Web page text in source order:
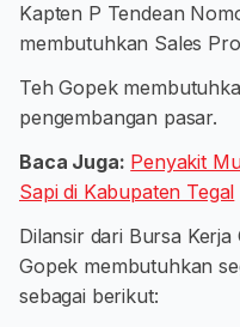
Kapten P Tendean
membutuhkan Sales
Teh Gopek
pengembangan pasar.
Baca Juga: Penyakit
Sapi di Kabupaten Tegal
Dilansir dari Bursa
Gopek membutuhkan
sebagai berikut: